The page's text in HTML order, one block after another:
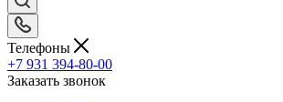
Телефоны
+7 931 394-80-00
Заказать звонок